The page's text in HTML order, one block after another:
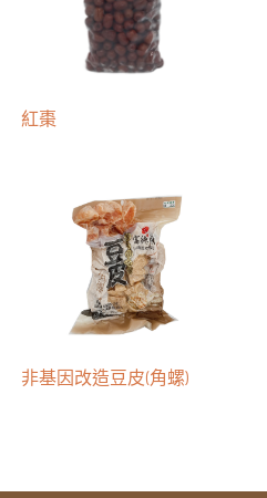
紅棗
非基因改造豆皮(角螺)